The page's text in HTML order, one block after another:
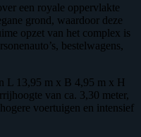
een royale oppervlakte
grond, waardoor deze
opzet van het complex is
bestelwagens,
L 13,95 m x B 4,95 m x H
van ca. 3,30 meter,
voertuigen en intensief